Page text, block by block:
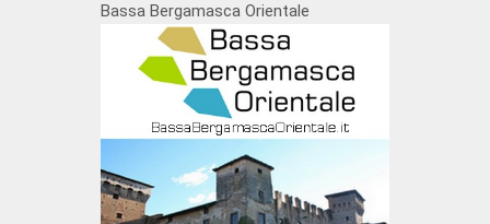
Bassa Bergamasca Orientale